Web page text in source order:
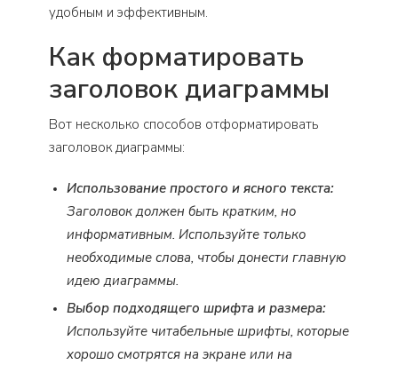
удобным и эффективным.
Как форматировать
заголовок диаграммы
Вот несколько способов отформатировать
заголовок диаграммы:
Использование простого и ясного текста:
Заголовок должен быть кратким, но
информативным. Используйте только
необходимые слова, чтобы донести главную
идею диаграммы.
Выбор подходящего шрифта и размера:
Используйте читабельные шрифты, которые
хорошо смотрятся на экране или на